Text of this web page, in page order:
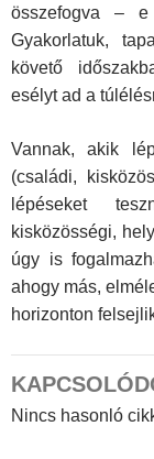
összefogva – e
Gyakorlatuk,
követő
esélyt ad a
Vannak, akik
(családi,
lépéseket
kisközösségi,
úgy is
ahogy más,
horizonton
Nincs hasonló